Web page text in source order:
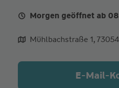
Morgen geöffnet ab
Mo.
08:00 - 12:00
Mühlbachstraße 1,
E-Mail-